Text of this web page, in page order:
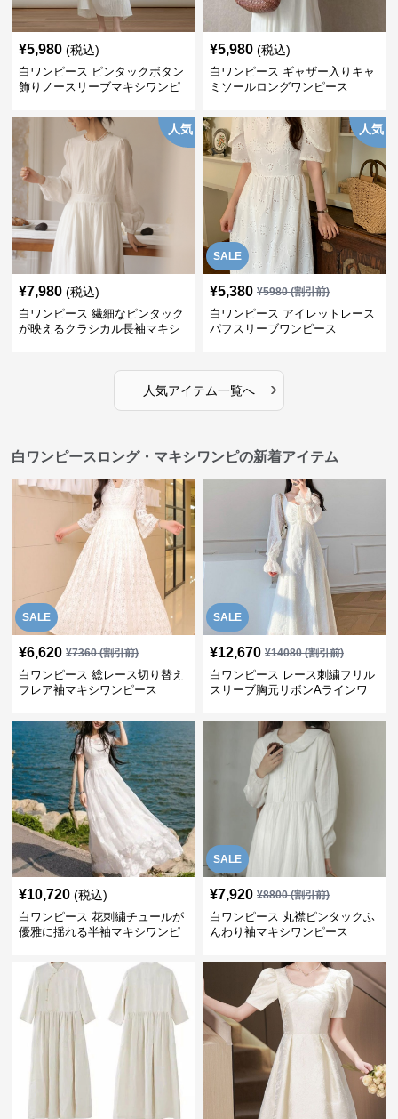
¥5,980 (税込)
白ワンピース ピンタックボタン
飾りノースリーブマキシワンピ
¥5,980 (税込)
白ワンピース ギャザー入りキャ
ミソールロングワンピース
人気
¥7,980 (税込)
白ワンピース 繊細なピンタック
が映えるクラシカル長袖マキシ
SALE
人気
¥5,380 ¥5980(割引前)
白ワンピース アイレットレース
パフスリーブワンピース
人気アイテム一覧へ ›
白ワンピースロング・マキシワンピの新着アイテム
SALE
¥6,620 ¥7360(割引前)
白ワンピース 総レース切り替え
フレア袖マキシワンピース
SALE
¥12,670 ¥14080(割引前)
白ワンピース レース刺繍フリル
スリーブ胸元リボンAラインワ
¥10,720 (税込)
白ワンピース 花刺繍チュールが
優雅に揺れる半袖マキシワンピ
SALE
¥7,920 ¥8800(割引前)
白ワンピース 丸襟ピンタックふ
んわり袖マキシワンピース